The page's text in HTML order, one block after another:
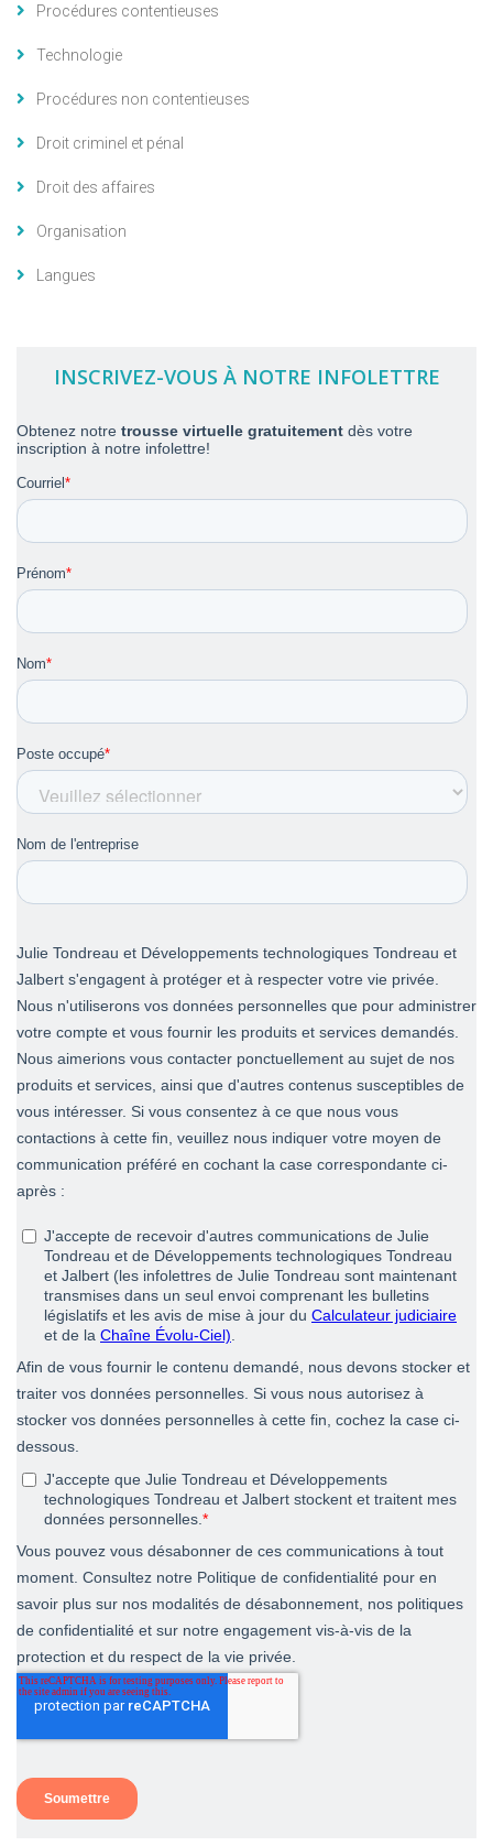
Procédures contentieuses
Technologie
Procédures non contentieuses
Droit criminel et pénal
Droit des affaires
Organisation
Langues
INSCRIVEZ-VOUS À NOTRE INFOLETTRE